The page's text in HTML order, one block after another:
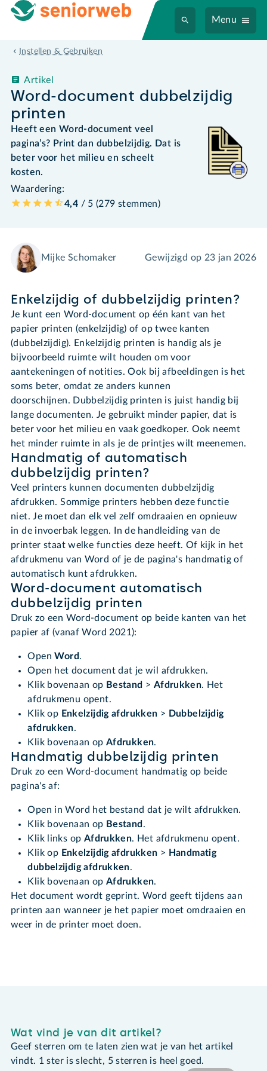
Menu
Instellen & Gebruiken
Word-document dubbelzijdig
printen
Artikel
Heeft een Word-document veel
pagina’s? Print dan dubbelzijdig. Dat is
beter voor het milieu en scheelt
kosten.
Waardering:
4,4 / 5 (279 stemmen)
Mijke Schomaker Gewijzigd op 23 jan 2026
Enkelzijdig of dubbelzijdig printen?
Je kunt een Word-document op één kant van het
papier printen (enkelzijdig) of op twee kanten
(dubbelzijdig). Enkelzijdig printen is handig als je
bijvoorbeeld ruimte wilt houden om voor
aantekeningen of notities. Ook bij afbeeldingen is het
soms beter, omdat ze anders kunnen
doorschijnen. Dubbelzijdig printen is juist handig bij
lange documenten. Je gebruikt minder papier, dat is
beter voor het milieu en vaak goedkoper. Ook neemt
het minder ruimte in als je de printjes wilt meenemen.
Handmatig of automatisch
dubbelzijdig printen?
Veel printers kunnen documenten dubbelzijdig
afdrukken. Sommige printers hebben deze functie
niet. Je moet dan elk vel zelf omdraaien en opnieuw
in de invoerbak leggen. In de handleiding van de
printer staat welke functies deze heeft. Of kijk in het
afdrukmenu van Word of je de pagina's handmatig of
automatisch kunt afdrukken.
Word-document automatisch
dubbelzijdig printen
Druk zo een Word-document op beide kanten van het
papier af (vanaf Word 2021):
OpenWord.
Open het document dat je wil afdrukken.
Klik bovenaan op Bestand > Afdrukken. Het
afdrukmenu opent.
Klik op Enkelzijdig afdrukken > Dubbelzijdig
afdrukken.
Klik bovenaan op Afdrukken.
Handmatig dubbelzijdig printen
Druk zo een Word-document handmatig op beide
pagina's af:
Open in Word het bestand dat je wilt afdrukken.
Klik bovenaan op Bestand .
Klik links op Afdrukken. Het afdrukmenu opent.
Klik op Enkelzijdig afdrukken > Handmatig
dubbelzijdig afdrukken.
Klik bovenaan op Afdrukken.
Het document wordt geprint. Word geeft tijdens aan
printen aan wanneer je het papier moet omdraaien en
weer in de printer moet doen.
Wat vind je van dit artikel?
Geef sterren om te laten zien wat je van het artikel
vindt. 1 ster is slecht, 5 sterren is heel goed.